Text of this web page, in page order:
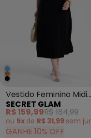
Vestido Feminino Midi
Plus Size Preto
SECRET GLAM
R$ 159,99R$ 184,99
ou 5x de R$ 31,99 sem
GANHE 10% OFF